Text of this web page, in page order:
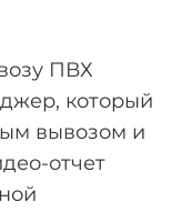
ПВХ
который
вывозом и
отчет